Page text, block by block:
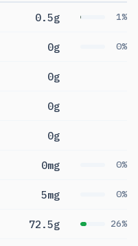
0.5g 1%
0g 0%
0g
0g
0g
0mg 0%
5mg 0%
72.5g 26%